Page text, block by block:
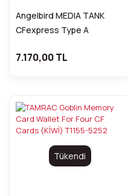
Angelbird MEDIA TANK
CFexpress Type A
7.170,00 TL
Tükendi